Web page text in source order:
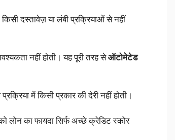
दस्तावेज़ या लंबी प्रक्रियाओं से नहीं
नहीं होती। यह पूरी तरह सेऑटोमेटेड
में किसी प्रकार की देरी नहीं होती।
का फायदा सिर्फ अच्छे क्रेडिट स्कोर